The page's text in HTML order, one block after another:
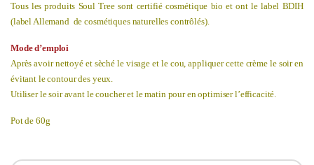
Tous les produits Soul Tree sont certifié cosmétique bio et ont le label BDIH
(label Allemand de cosmétiques naturelles contrôlés).
Mode d’emploi
Après avoir nettoyé et sèché le visage et le cou, appliquer cette crème le soir en
évitant le contour des yeux.
Utiliser le soir avant le coucher et le matin pour en optimiser l’efficacité.
Pot de 60g